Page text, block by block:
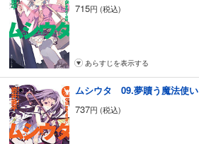
715円 (税込)
あらすじを表示する
ムシウタ 09.夢贖う魔法使い
737円 (税込)